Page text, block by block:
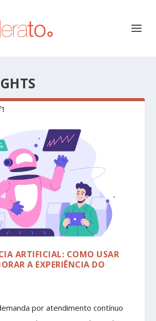
ARTIFICIAL: COMO USAR
A EXPERIÊNCIA DO
por atendimento contínuo